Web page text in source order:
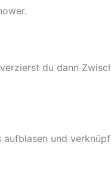
du dann
und